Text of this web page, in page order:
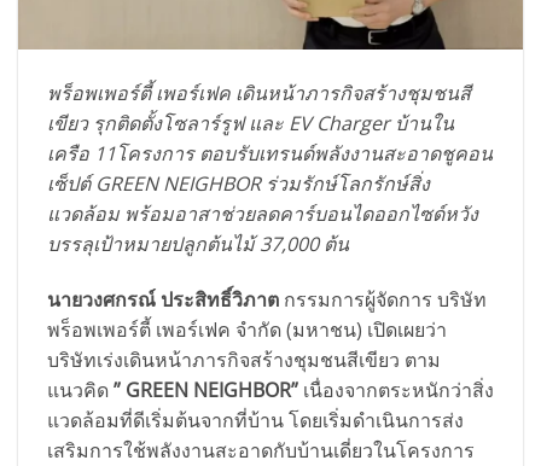
พร็อพเพอร์ตี้ เพอร์เฟค เดินหน้าภารกิจสร้างชุมชนสี
เขียว รุกติดตั้งโซลาร์รูฟ และ EV Charger บ้านใน
เครือ 11โครงการ ตอบรับเทรนด์พลังงานสะอาดชูคอน
เซ็ปต์ GREEN NEIGHBOR ร่วมรักษ์โลกรักษ์สิ่ง
แวดล้อม พร้อมอาสาช่วยลดคาร์บอนไดออกไซด์หวัง
บรรลุเป้าหมายปลูกต้นไม้ 37,000 ต้น
นายวงศกรณ์ ประสิทธิ์วิภาต กรรมการผู้จัดการ บริษัท
พร็อพเพอร์ตี้ เพอร์เฟค จำกัด (มหาชน) เปิดเผยว่า
บริษัทเร่งเดินหน้าภารกิจสร้างชุมชนสีเขียว ตาม
แนวคิด” GREEN NEIGHBOR” เนื่องจากตระหนักว่าสิ่ง
แวดล้อมที่ดีเริ่มต้นจากที่บ้าน โดยเริ่มดำเนินการส่ง
เสริมการใช้พลังงานสะอาดกับบ้านเดี่ยวในโครงการ